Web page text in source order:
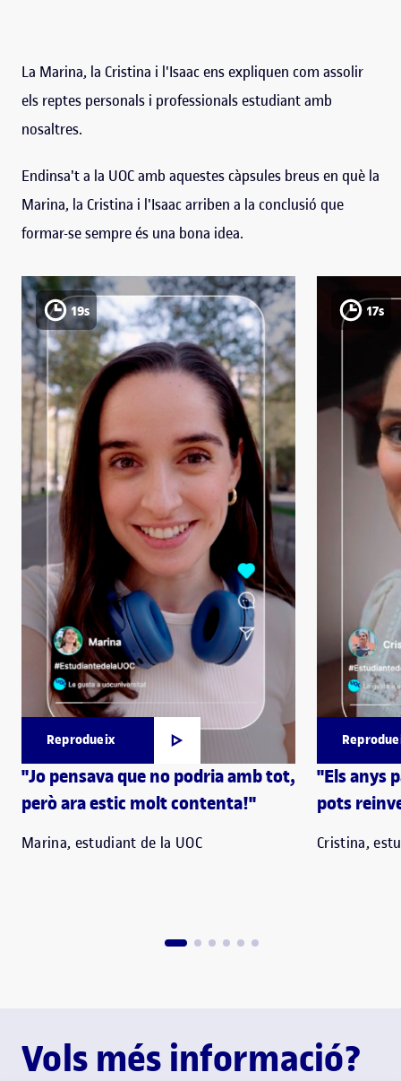
La Marina, la Cristina i l'Isaac ens expliquen com assolir
els reptes personals i professionals estudiant amb
nosaltres.
Endinsa't a la UOC amb aquestes càpsules breus en què la
Marina, la Cristina i l'Isaac arriben a la conclusió que
formar-se sempre és una bona idea.
Reprodueix
19s
"Jo pensava que no podria amb tot,
però ara estic molt contenta!"
Marina, estudiant de la UOC
17s
"Els anys
pots
Cristina,
Vols més informació?